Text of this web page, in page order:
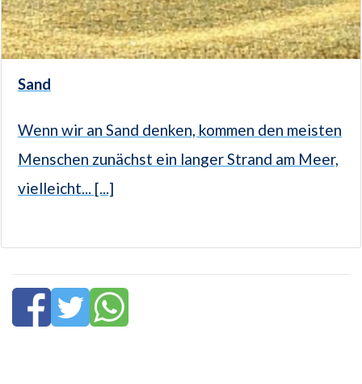
Sand
Wenn wir an Sand denken, kommen den meisten
Menschen zunächst ein langer Strand am Meer,
vielleicht... [...]